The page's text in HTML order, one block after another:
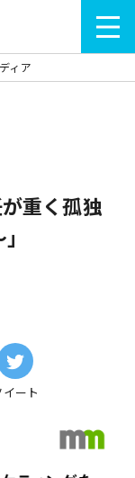
ィア
重く孤独
イート